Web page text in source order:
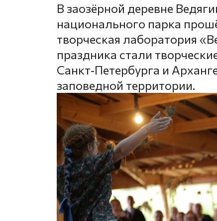
В заозёрной деревне
национального парка
творческая лаборатория
праздника стали
Санкт‑Петербурга и
заповедной территории.